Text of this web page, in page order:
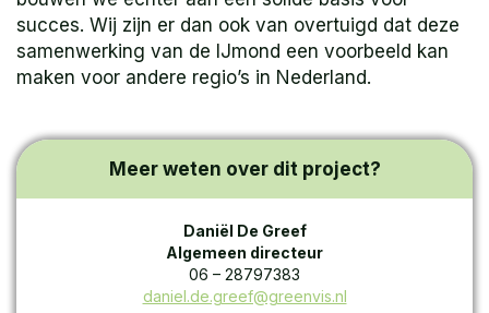
succes. Wij zijn er dan ook van overtuigd dat deze
samenwerking van de IJmond een voorbeeld kan
maken voor andere regio’s in Nederland.
Meer weten over dit project?
Daniël De Greef
Algemeen directeur
06 – 28797383
daniel.de.greef@greenvis.nl